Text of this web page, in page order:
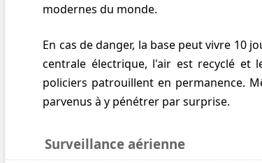
modernes du monde.
En cas de danger, la base peut vivre 10 jours en autonomie. Il y a des réserves de nourriture, une
centrale électrique, l'air est recyclé et
policiers patrouillent en permanence.
parvenus à y pénétrer par surprise.
Surveillance aérienne